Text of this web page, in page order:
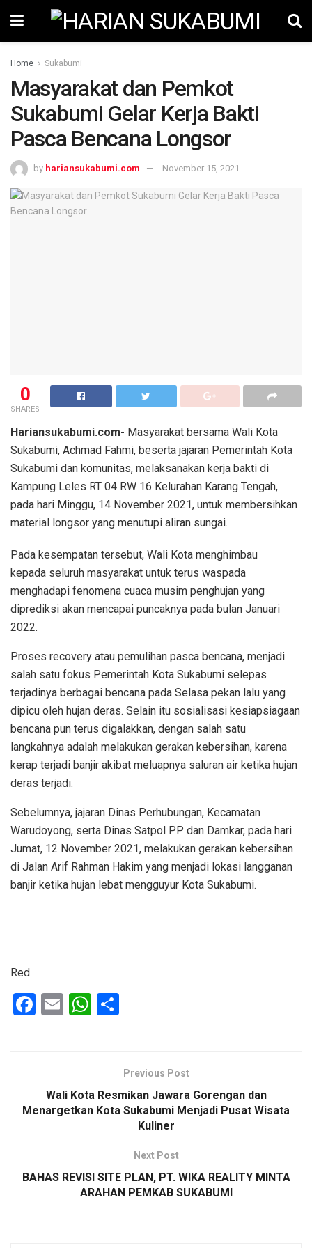
Home Sukabumi
Masyarakat dan Pemkot
Sukabumi Gelar Kerja Bakti
Pasca Bencana Longsor
by hariansukabumi.com November 15, 2021
0
SHARES
Hariansukabumi.com- Masyarakat bersama Wali Kota
Sukabumi, Achmad Fahmi, beserta jajaran Pemerintah Kota
Sukabumi dan komunitas, melaksanakan kerja bakti di
Kampung Leles RT 04 RW 16 Kelurahan Karang Tengah,
pada hari Minggu, 14 November 2021, untuk membersihkan
material longsor yang menutupi aliran sungai.
Pada kesempatan tersebut, Wali Kota menghimbau
kepada seluruh masyarakat untuk terus waspada
menghadapi fenomena cuaca musim penghujan yang
diprediksi akan mencapai puncaknya pada bulan Januari
2022.
Proses recovery atau pemulihan pasca bencana, menjadi
salah satu fokus Pemerintah Kota Sukabumi selepas
terjadinya berbagai bencana pada Selasa pekan lalu yang
dipicu oleh hujan deras. Selain itu sosialisasi kesiapsiagaan
bencana pun terus digalakkan, dengan salah satu
langkahnya adalah melakukan gerakan kebersihan, karena
kerap terjadi banjir akibat meluapnya saluran air ketika hujan
deras terjadi.
Sebelumnya, jajaran Dinas Perhubungan, Kecamatan
Warudoyong, serta Dinas Satpol PP dan Damkar, pada hari
Jumat, 12 November 2021, melakukan gerakan kebersihan
di Jalan Arif Rahman Hakim yang menjadi lokasi langganan
banjir ketika hujan lebat mengguyur Kota Sukabumi.
Red
F
o
o
E
W
A
p
ePrevious Post
Wali Kota Resmikan Jawara Gorengan dan
Menargetkan Kota Sukabumi Menjadi Pusat Wisata
Kuliner
Next Post
BAHAS REVISI SITE PLAN, PT. WIKA REALITY MINTA
ARAHAN PEMKAB SUKABUMI